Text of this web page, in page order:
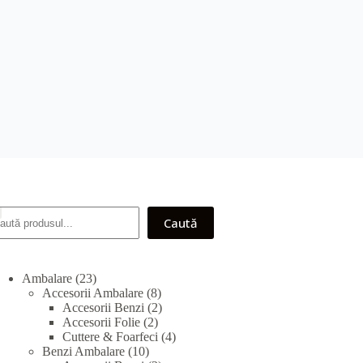
Caută
Ambalare 2323
products
Accesorii Ambalare 88
products
Accesorii Benzi 22
products
Accesorii Folie 22
products
Cuttere & Foarfeci 44
Benzi Ambalare 1010